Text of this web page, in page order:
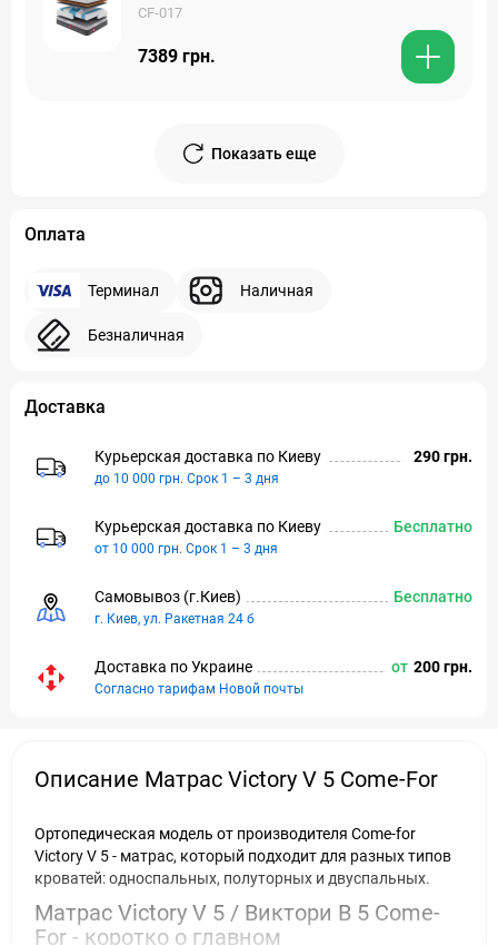
CF-017
7389 грн.
Показать еще
Оплата
Терминал Наличная
Безналичная
Доставка
Курьерская доставка по Киeву
до 10 000 грн. Срок 1 – 3 дня
290 грн.
Курьерская доставка по Киeву
от 10 000 грн. Срок 1 – 3 дня
Бесплатно
Самовывоз (г.Киeв)
г. Киев, ул. Ракетная 24 б
Бесплатно
Доставка по Украине
Согласно тарифам Новой почты
от 200 грн.
Описание Матрас Victory V 5 Come-For
Ортопедическая модель от производителя Come-for
Victory V 5 - матрас, который подходит для разных типов
кроватей: односпальных, полуторных и двуспальных.
Матрас Victory V 5 / Виктори В 5 Come-
For - коротко о главном